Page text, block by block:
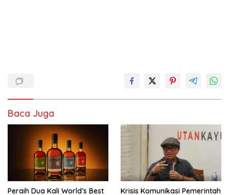
Baca Juga
Peraih Dua Kali World’s Best Krisis Komunikasi Pemerintah